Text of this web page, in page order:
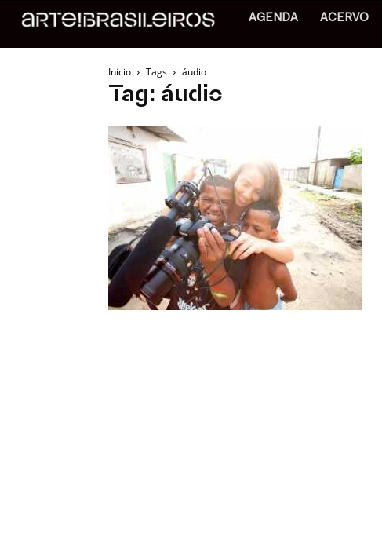
AGENDA ACERVO
Início Tags áudio
Tag: áudio